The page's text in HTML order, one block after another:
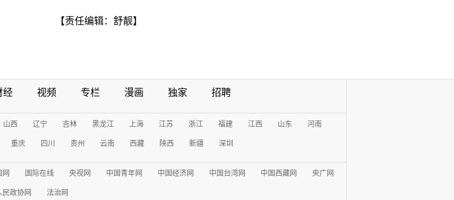
【责任编辑：舒靓】
经 视频 专栏 漫画 独家 招聘
山西 辽宁 吉林 黑龙江 上海 江苏 浙江 福建 江西 山东 河南
重庆 四川 贵州 云南 西藏 陕西 新疆 深圳
网 国际在线 央视网 中国青年网 中国经济网 中国台湾网 中国西藏网 央广网
民政协网 法治网